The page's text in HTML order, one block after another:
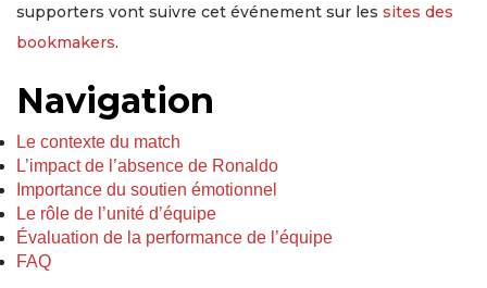
supporters vont suivre cet événement sur les sites des
bookmakers.
Navigation
Le contexte du match
L’impact de l’absence de Ronaldo
Importance du soutien émotionnel
Le rôle de l’unité d’équipe
Évaluation de la performance de l’équipe
FAQ